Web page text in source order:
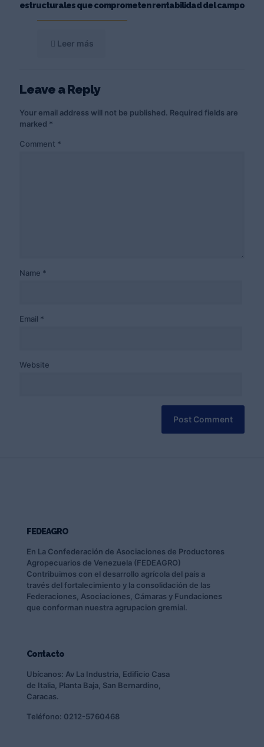
estructurales que comprometen rentabilidad del campo
Leer más
Leave a Reply
Your email address will not be published. Required fields are
marked *
Comment *
Name *
Email *
Website
FEDEAGRO
En La Confederación de Asociaciones de Productores
Agropecuarios de Venezuela (FEDEAGRO)
Contribuimos con el desarrollo agrícola del país a
través del fortalecimiento y la consolidación de las
Federaciones, Asociaciones, Cámaras y Fundaciones
que conforman nuestra agrupacion gremial.
Contacto
Ubícanos: Av La Industria, Edificio Casa
de Italia, Planta Baja, San Bernardino,
Caracas.
Teléfono: 0212-5760468